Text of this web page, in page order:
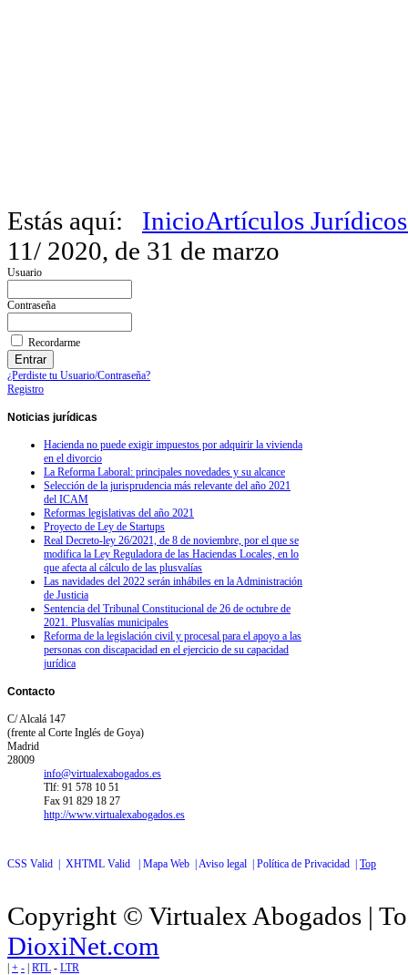
Estás aquí: InicioArtículos Jurídicos
11/ 2020, de 31 de marzo
Usuario
Contraseña
Recordarme
¿Perdiste tu Usuario/Contraseña?
Registro
Noticias jurídicas
Hacienda no puede exigir impuestos por adquirir la vivienda
en el divorcio
La Reforma Laboral: principales novedades y su alcance
Selección de la jurisprudencia más relevante del año 2021
del ICAM
Reformas legislativas del año 2021
Proyecto de Ley de Startups
Real Decreto-ley 26/2021, de 8 de noviembre, por el que se
modifica la Ley Reguladora de las Haciendas Locales, en lo
que afecta al cálculo de las plusvalías
Las navidades del 2022 serán inhábiles en la Administración
de Justicia
Sentencia del Tribunal Constitucional de 26 de octubre de
2021. Plusvalías municipales
Reforma de la legislación civil y procesal para el apoyo a las
personas con discapacidad en el ejercicio de su capacidad
jurídica
Contacto
C/ Alcalá 147
(frente al Corte Inglés de Goya)
Madrid
28009
info@virtualexabogados.es
Tlf: 91 578 10 51
Fax 91 829 18 27
http://www.virtualexabogados.es
CSS Valid | XHTML Valid | Mapa Web |Aviso legal | Política de Privacidad | Top
Copyright © Virtualex Abogados |
DioxiNet.com
| + - | RTL - LTR